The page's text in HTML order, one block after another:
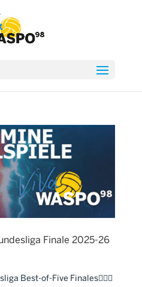
Finale 2025-26
Best-of-Five Finales🤽🏼‍♂️